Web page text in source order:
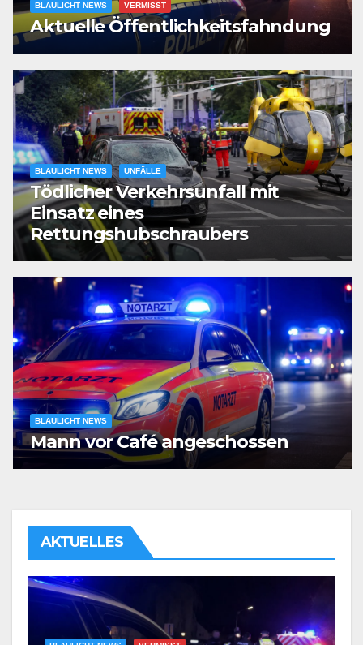
BLAULICHT NEWS VERMISST
Aktuelle Öffentlichkeitsfahndung
BLAULICHT NEWS UNFÄLLE
Tödlicher Verkehrsunfall mit
Einsatz eines
Rettungshubschraubers
BLAULICHT NEWS
Mann vor Café angeschossen
AKTUELLES
BLAULICHT NEWS UNFÄLLE